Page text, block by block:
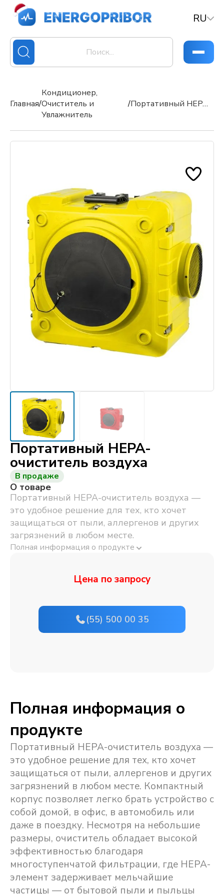
RU
Главная/
Кондиционер,
Очиститель и
Увлажнитель
/ Портативный HEPA-очиститель воздуха
Портативный HEPA-
очиститель воздуха
В продаже
О товаре
Портативный HEPA-очиститель воздуха —
это удобное решение для тех, кто хочет
защищаться от пыли, аллергенов и других
загрязнений в любом месте.
Полная информация о продукте
Цена по запросу
(55) 500 00 35
Полная информация о
продукте
Портативный HEPA-очиститель воздуха —
это удобное решение для тех, кто хочет
защищаться от пыли, аллергенов и других
загрязнений в любом месте. Компактный
корпус позволяет легко брать устройство с
собой домой, в офис, в автомобиль или
даже в поездку. Несмотря на небольшие
размеры, очиститель обладает высокой
эффективностью благодаря
многоступенчатой фильтрации, где HEPA-
элемент задерживает мельчайшие
частицы — от бытовой пыли и пыльцы